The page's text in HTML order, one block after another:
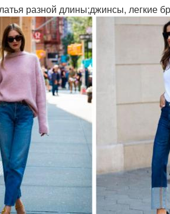
разной длины;джинсы, легкие